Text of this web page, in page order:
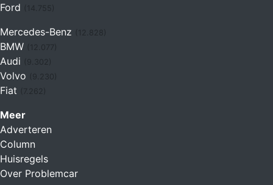
Ford (14.755)
Mercedes-Benz
BMW
Audi
Volvo
Fiat (7.262)
Meer
Adverteren
Column
Huisregels
Over Problemcar